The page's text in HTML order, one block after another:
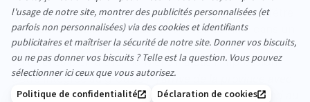
Johanna. Elle aussi a le sentiment, quelque part, d’être
une salariée de seconde zone. Un peu comme dans un
épisode d’Hartley cœurs à vif (l’autrice a ses références
culturelles bien à elle, ndlr) elle n’a pas l’impression
d’être intégrée au groupe : “j’arrive de la province avec
mes bottes achetées à la Halle aux chaussures quand au